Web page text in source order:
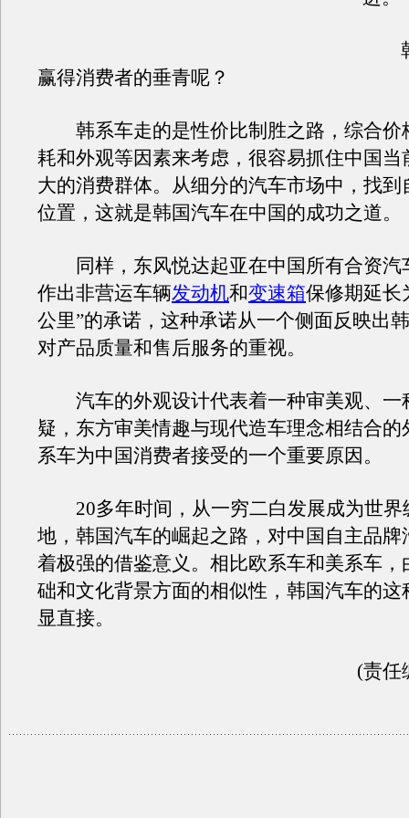
韩
赢得消费者的垂青呢？
韩系车走的是性价比制胜之路，综合价
耗和外观等因素来考虑，很容易抓住中国当
大的消费群体。从细分的汽车市场中，找到
位置，这就是韩国汽车在中国的成功之道。
同样，东风悦达起亚在中国所有合资汽
作出非营运车辆发动机和变速箱保修期延长
公里”的承诺，这种承诺从一个侧面反映出
对产品质量和售后服务的重视。
汽车的外观设计代表着一种审美观、一
疑，东方审美情趣与现代造车理念相结合的
系车为中国消费者接受的一个重要原因。
20多年时间，从一穷二白发展成为世界
地，韩国汽车的崛起之路，对中国自主品牌
着极强的借鉴意义。相比欧系车和美系车，
础和文化背景方面的相似性，韩国汽车的这
显直接。
(责任